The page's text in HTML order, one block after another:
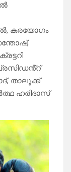
കരയോഗം
താലൂക്ക്
ഹരിദാസ്